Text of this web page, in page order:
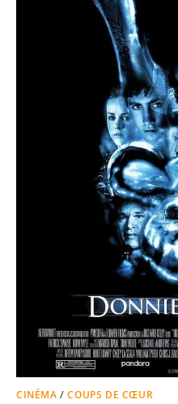
CINÉMA /COUPS DE CŒUR